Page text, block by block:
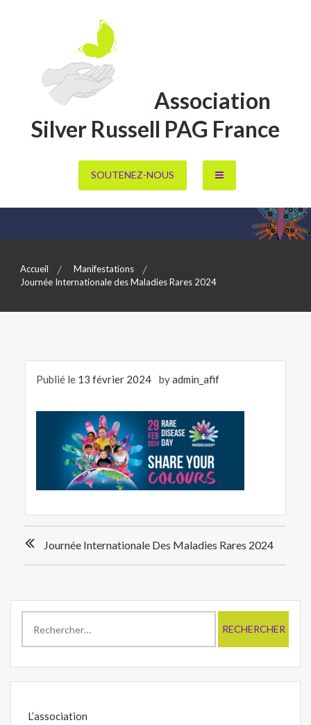
Association
Silver Russell PAG France
SOUTENEZ-NOUS
Accueil
Manifestations
Journée Internationale des Maladies Rares 2024
Publié le 13 février 2024 byadmin_afif
de
l’article
Journée Internationale Des Maladies Rares 2024
L’association